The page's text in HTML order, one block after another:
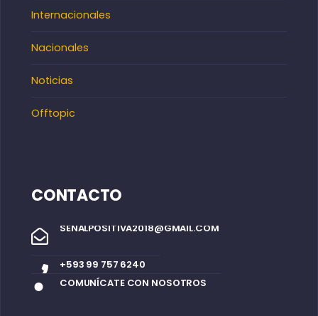
Internacionales
Nacionales
Noticias
Offtopic
CONTACTO
SENALPOSITIVA2018@GMAIL.COM
+593 99 757 6240
COMUNÍCATE CON NOSOTROS